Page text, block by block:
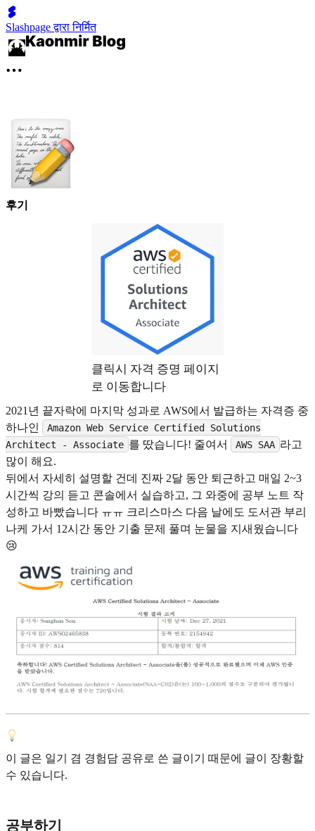
Slashpage द्वारा निर्मित
후기
클릭시 자격 증명 페이지
로 이동합니다
2021년 끝자락에 마지막 성과로 AWS에서 발급하는 자격증 중
하나인
Amazon Web Service Certified Solutions
Architect - Associate 를 땄습니다! 줄여서 AWS SAA 라고
많이 해요.
뒤에서 자세히 설명할 건데 진짜 2달 동안 퇴근하고 매일 2~3
시간씩 강의 듣고 콘솔에서 실습하고, 그 와중에 공부 노트 작
성하고 바빴습니다 ㅠㅠ 크리스마스 다음 날에도 도서관 부리
나케 가서 12시간 동안 기출 문제 풀며 눈물을 지새웠습니다
😢
이 글은 일기 겸 경험담 공유로 쓴 글이기 때문에 글이 장황할
수 있습니다.
공부하기